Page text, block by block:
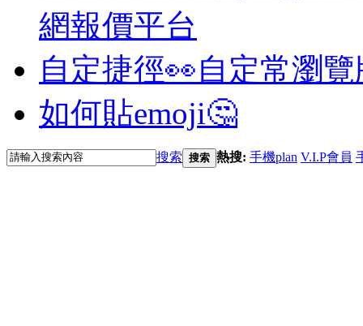
網報價平台
自定捷徑👀自定常瀏
如何貼emoji🤔
搜索 搜索 熱搜: 手機plan V.I.P會員